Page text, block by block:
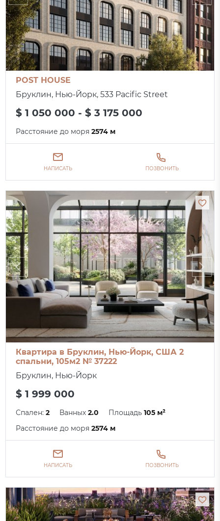
POST HOUSE
Бруклин, Нью-Йорк, 533 Pacific Street
$ 1 050 000 - $ 3 175 000
Расстояние до моря2574 м
НАПИСАТЬ ПОЗВОНИТЬ
Квартира в Бруклин, Нью-Йорк, США 2
спальни, 105м2 № 37222
Бруклин, Нью-Йорк
$ 1 999 000
Спален:2 Ванных2.0 Площадь105 м²
Расстояние до моря2574 м
НАПИСАТЬ ПОЗВОНИТЬ